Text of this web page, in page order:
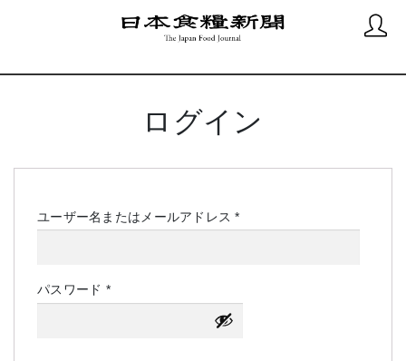
ログイン
ユーザー名またはメールアドレス*必
パスワード *必
須